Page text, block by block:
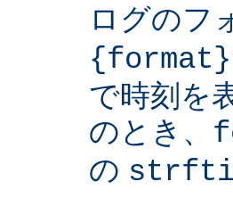
ログのフ
で時刻を
のとき、
の